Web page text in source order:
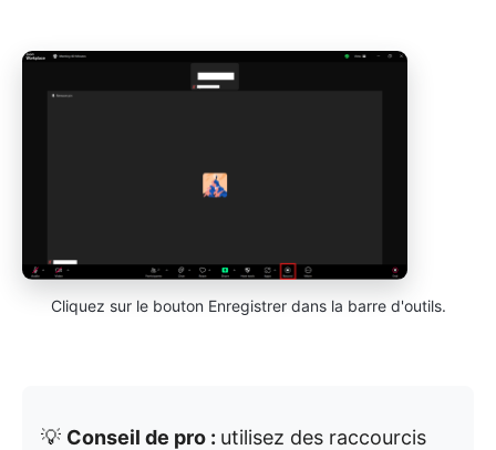
Cliquez sur le bouton Enregistrer dans la barre d'outils.
💡 Conseil de pro : utilisez des raccourcis